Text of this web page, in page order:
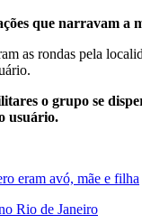
que narravam a
as rondas pela
o grupo se
usuário.
eram avó, mãe e filha
Rio de Janeiro